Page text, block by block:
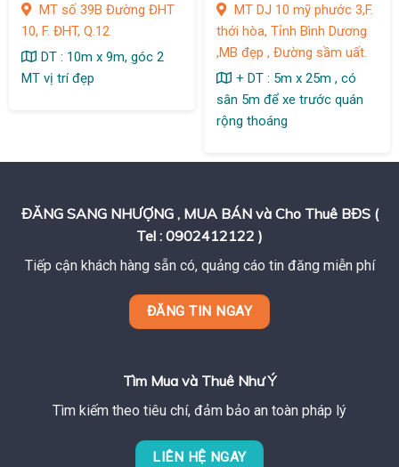
ĐHTMT số 39B Đường ĐHT
10, F. ĐHT, Q.12
DT : 10m x 9m, góc 2
MT vị trí đẹp
.Bến Cát
MT DJ 10 mỹ phước 3,F.
thới hòa, Tỉnh Bình Dương
,MB đẹp , Đường sầm uất.
+ DT : 5m x 25m , có
sân 5m để xe trước quán
rộng thoáng
ĐĂNG SANG NHƯỢNG , MUA BÁN và Cho Thuê BĐS (
Tel : 0902412122 )
Tiếp cận khách hàng sẵn có, quảng cáo tin đăng miễn phí
ĐĂNG TIN NGAY
Tìm Mua và Thuê Như Ý
Tìm kiếm theo tiêu chí, đảm bảo an toàn pháp lý
LIÊN HỆ NGAY